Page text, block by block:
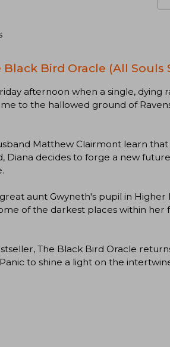
Bird Oracle (All Souls
afternoon when a single, dying
to the hallowed ground of
Matthew Clairmont learn
Diana decides to forge a new
aunt Gwyneth's pupil in Higher
of the darkest places within her
The Black Bird Oracle
to shine a light on the